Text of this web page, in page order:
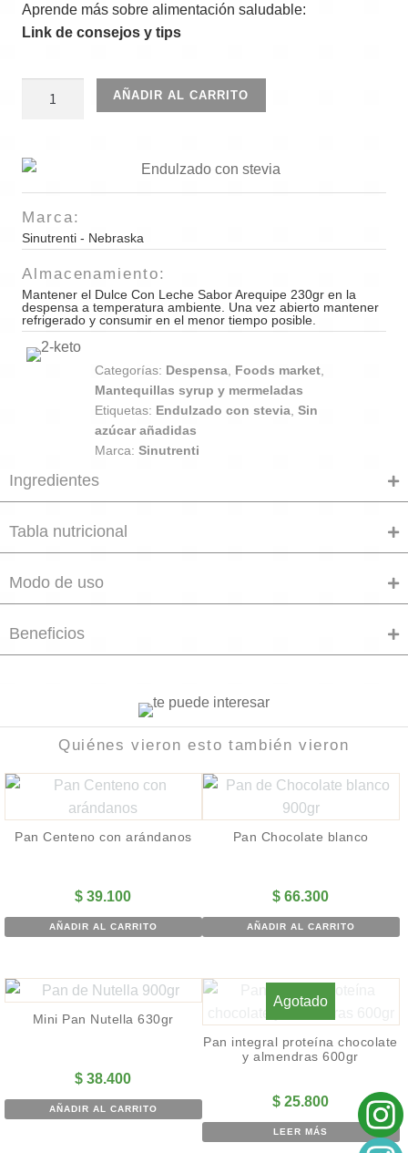
Aprende más sobre alimentación saludable:
Link de consejos y tips
Sabor
cantidad
AÑADIR AL CARRITO
Marca:
Sinutrenti - Nebraska
Almacenamiento:
Mantener el Dulce Con Leche Sabor Arequipe 230gr en la
despensa a temperatura ambiente. Una vez abierto mantener
refrigerado y consumir en el menor tiempo posible.
Categorías: Despensa Foods market
Mantequillas syrup y mermeladas
Etiquetas: Endulzado con stevia Sin
azúcar añadidas
Marca: Sinutrenti
Ingredientes
Tabla nutricional
Modo de uso
Beneficios
Quiénes vieron esto también vieron
Pan Centeno con arándanos
$ 39.100
AÑADIR AL CARRITO
Pan Chocolate blanco
$ 66.300
AÑADIR AL CARRITO
Mini Pan Nutella 630gr
$ 38.400
AÑADIR AL CARRITO
Agotado
Pan integral proteína chocolate
y almendras 600gr
$ 25.800
LEER MÁS